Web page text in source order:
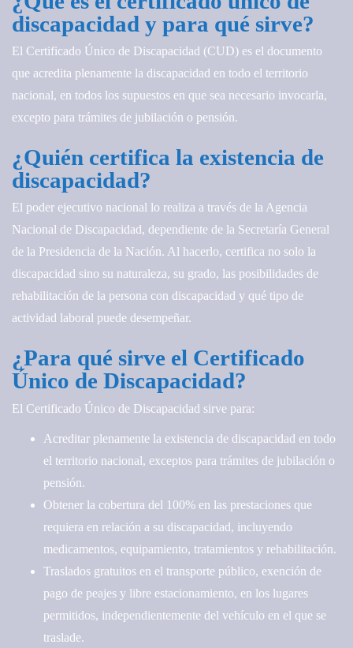
discapacidad y para qué sirve?
El Certificado Único de Discapacidad (CUD) es el documento
que acredita plenamente la discapacidad en todo el territorio
nacional, en todos los supuestos en que sea necesario invocarla,
excepto para trámites de jubilación o pensión.
¿Quién certifica la existencia de
discapacidad?
El poder ejecutivo nacional lo realiza a través de la Agencia
Nacional de Discapacidad, dependiente de la Secretaría General
de la Presidencia de la Nación. Al hacerlo, certifica no solo la
discapacidad sino su naturaleza, su grado, las posibilidades de
rehabilitación de la persona con discapacidad y qué tipo de
actividad laboral puede desempeñar.
¿Para qué sirve el Certificado
Único de Discapacidad?
El Certificado Único de Discapacidad sirve para:
Acreditar plenamente la existencia de discapacidad en todo
el territorio nacional, exceptos para trámites de jubilación o
pensión.
Obtener la cobertura del 100% en las prestaciones que
requiera en relación a su discapacidad, incluyendo
medicamentos, equipamiento, tratamientos y rehabilitación.
Traslados gratuitos en el transporte público, exención de
pago de peajes y libre estacionamiento, en los lugares
permitidos, independientemente del vehículo en el que se
traslade.